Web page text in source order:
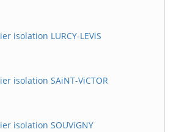
isolation LURCY-LEViS
isolation SAiNT-ViCTOR
isolation SOUViGNY